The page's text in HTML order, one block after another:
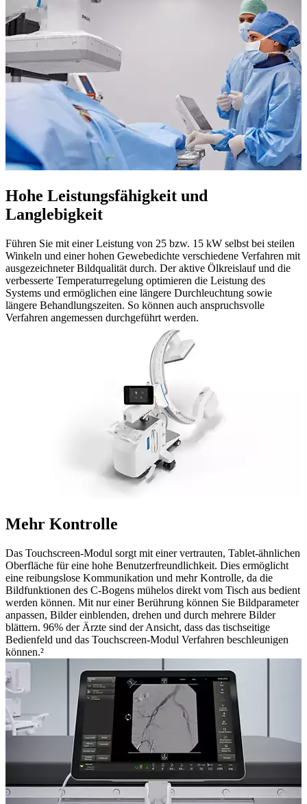
Hohe Leistungsfähigkeit und
Langlebigkeit
Führen Sie mit einer Leistung von 25 bzw. 15 kW selbst bei steilen
Winkeln und einer hohen Gewebedichte verschiedene Verfahren mit
ausgezeichneter Bildqualität durch. Der aktive Ölkreislauf und die
verbesserte Temperaturregelung optimieren die Leistung des
Systems und ermöglichen eine längere Durchleuchtung sowie
längere Behandlungszeiten. So können auch anspruchsvolle
Verfahren angemessen durchgeführt werden.
Mehr Kontrolle
Das Touchscreen-Modul sorgt mit einer vertrauten, Tablet-ähnlichen
Oberfläche für eine hohe Benutzerfreundlichkeit. Dies ermöglicht
eine reibungslose Kommunikation und mehr Kontrolle, da die
Bildfunktionen des C-Bogens mühelos direkt vom Tisch aus bedient
werden können. Mit nur einer Berührung können Sie Bildparameter
anpassen, Bilder einblenden, drehen und durch mehrere Bilder
blättern. 96% der Ärzte sind der Ansicht, dass das tischseitige
Bedienfeld und das Touchscreen-Modul Verfahren beschleunigen
können.²